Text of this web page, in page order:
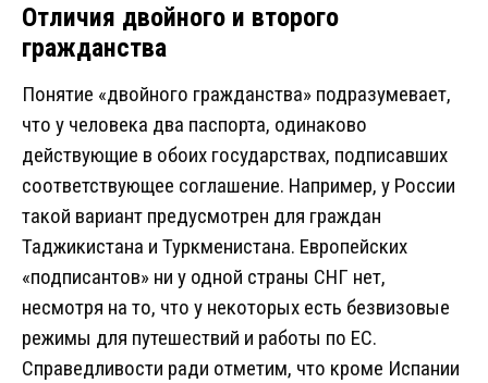
Отличия двойного и второго
гражданства
Понятие «двойного гражданства» подразумевает,
что у человека два паспорта, одинаково
действующие в обоих государствах, подписавших
соответствующее соглашение. Например, у России
такой вариант предусмотрен для граждан
Таджикистана и Туркменистана. Европейских
«подписантов» ни у одной страны СНГ нет,
несмотря на то, что у некоторых есть безвизовые
режимы для путешествий и работы по ЕС.
Справедливости ради отметим, что кроме Испании